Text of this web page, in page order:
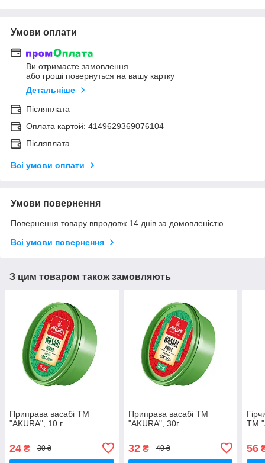
Умови оплати
Ви отримаєте замовлення
або гроші повернуться на вашу картку
Детальніше
Післяплата
Оплата картой: 4149629369076104
Післяплата
Всі умови оплати
Умови повернення
Повернення товару впродовж 14 днів за домовленістю
Всі умови повернення
З цим товаром також замовляють
Приправа васабі ТМ
"AKURA", 10 г
24 ₴ 30 ₴
Приправа васабі ТМ
"AKURA", 30г
32₴ 40 ₴
ТМ
56